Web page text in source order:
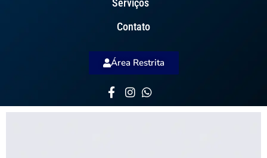
Serviços
Contato
Área Restrita